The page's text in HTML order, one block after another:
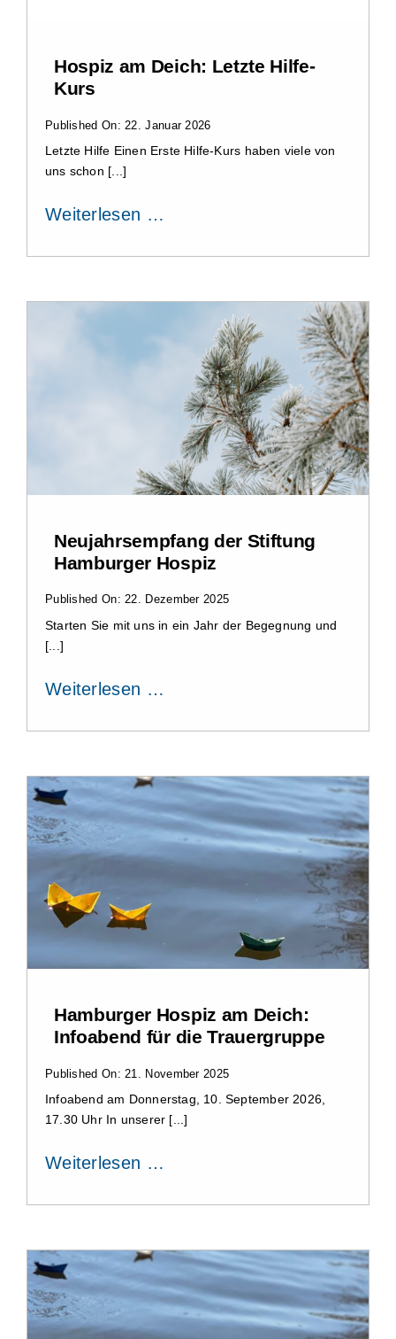
Hospiz am Deich: Letzte Hilfe-
Kurs
Published On: 22. Januar 2026
Letzte Hilfe Einen Erste Hilfe-Kurs haben viele von
uns schon [...]
Weiterlesen …
Neujahrsempfang der Stiftung
Hamburger Hospiz
Published On: 22. Dezember 2025
Starten Sie mit uns in ein Jahr der Begegnung und
[...]
Weiterlesen …
Hamburger Hospiz am Deich:
Infoabend für die Trauergruppe
Published On: 21. November 2025
Infoabend am Donnerstag, 10. September 2026,
17.30 Uhr In unserer [...]
Weiterlesen …